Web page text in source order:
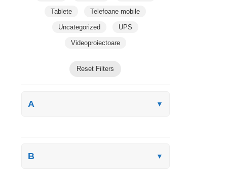
Tablete Telefoane mobile
Uncategorized UPS
Videoproiectoare
Reset Filters
A ▼
B ▼